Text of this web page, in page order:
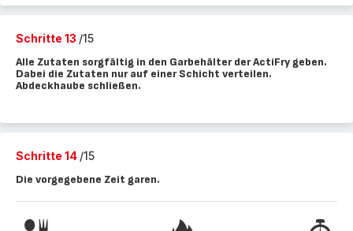
Schritte 13 /15
Alle Zutaten sorgfältig in den Garbehälter der ActiFry geben.
Dabei die Zutaten nur auf einer Schicht verteilen.
Abdeckhaube schließen.
Schritte 14 /15
Die vorgegebene Zeit garen.